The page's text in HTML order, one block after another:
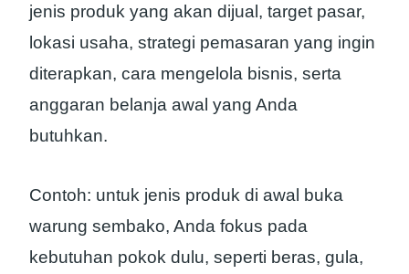
jenis produk yang akan dijual, target pasar,
lokasi usaha, strategi pemasaran yang ingin
diterapkan, cara mengelola bisnis, serta
anggaran belanja awal yang Anda
butuhkan.
Contoh: untuk jenis produk di awal buka
warung sembako, Anda fokus pada
kebutuhan pokok dulu, seperti beras, gula,